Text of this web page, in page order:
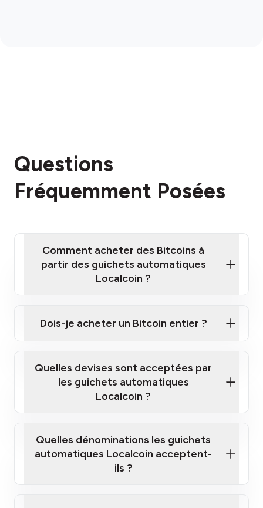
Questions
Fréquemment Posées
Comment acheter des Bitcoins à
partir des guichets automatiques
Localcoin ?
automatiques
guichet automatique Localcoin le plus
Dois-je acheter un Bitcoin entier ?
Quelles devises sont acceptées par
les guichets automatiques
Localcoin ?
Quelles dénominations les guichets
automatiques Localcoin acceptent-
ils ?